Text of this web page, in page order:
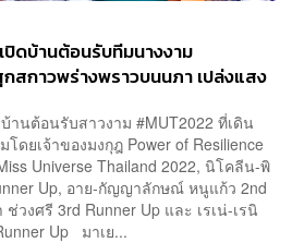
ปิดบ้านต้อนรับทีมนางงาม
สกาวพร่างพราวบนนภา เปล่งแสง
บ้านต้อนรับสาวงาม #MUT2022 ที่เดิน
ดยเจ้าของมงกุฎ Power of Resilience
Universe Thailand 2022, นิโคลีน-พิ
Up, อาย-กัญญาลักษณ์ หนูแก้ว 2nd
วงศรี 3rd Runner Up และ เรเน่-เรนิ
Up มาเย...